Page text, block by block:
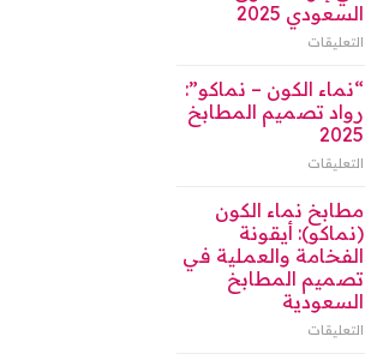
الرياضالسعودي 2025
التعليقات
مطابخ
نماء
الكون
السعودي
2025
مغلقة
“نماء الكون – نماكو”:
رواد تصميم المطابخ
2025
التعليقات
الكون
–
نماكو”:
رواد
تصميم
المطابخ
مطابخ نماء الكون
(نماكو): أيقونة
الفخامة والعملية في
تصميم المطابخ
السعودية
التعليقات